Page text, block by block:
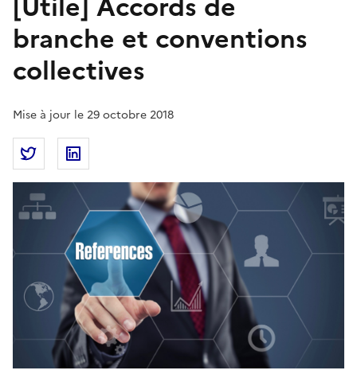
branche et conventions
collectives
Mise à jour le 29 octobre 2018
Partager la page
Partager [Utile] Accords de branche et